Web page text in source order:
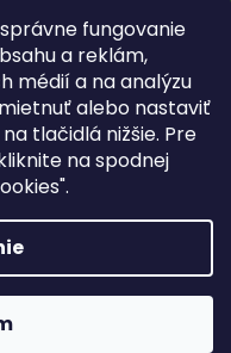
fungovanie
a reklám,
médií a na analýzu
alebo nastaviť
tlačidlá nižšie. Pre
na spodnej
vyhradené.